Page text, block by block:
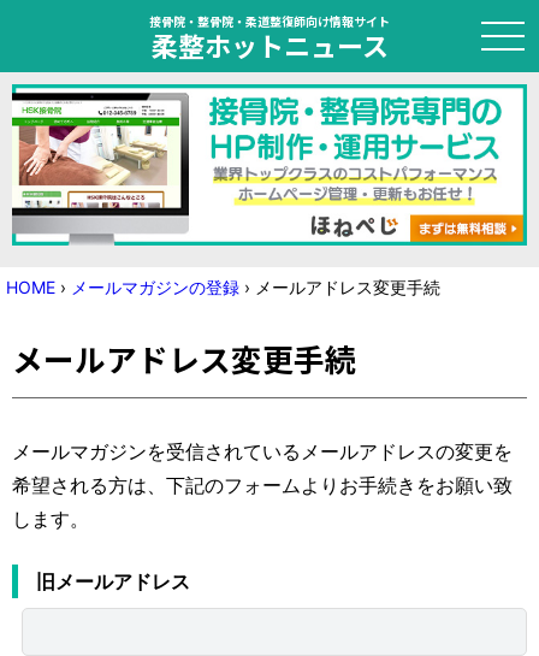
接骨院・整骨院・柔道整復師向け情報サイト
柔整ホットニュース
HOME
トピック
ニュース
学会・セミナー情報
プライバシーポリシー サイトマップ
HOME › メールマガジンの登録 › メールアドレス変更手続
メールアドレス変更手続
メールマガジンを受信されているメールアドレスの変更を
希望される方は、下記のフォームよりお手続きをお願い致
します。
旧メールアドレス